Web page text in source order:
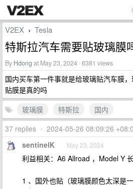
V2EX › Tesla
特斯拉汽车需要贴玻璃膜
By Hdong at May 23, 2024 · 6381 views
国内买车第一件事就是给玻璃贴汽车膜
贴膜是真的吗
玻璃膜
特斯拉
国内
37 replies • 2024-05-26 08:09:26
sentinelK May 23, 2024
利益相关：A6 Allroad ，Model Y
1 、国外也贴（玻璃膜颜色太深是